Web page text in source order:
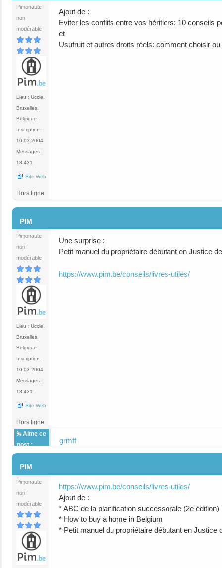
Pimonaute
non
modérable
Lieu : Uccle,
Bruxelles,
Belgique
Inscription :
10-03-2004
Messages :
18 431
Site Web
Ajout de :
Eviter les conflits entre vos héritiers: 10 conseils
et
Usufruit et autres droits réels: comment choisir
Hors ligne
PIM
Pimonaute
non
modérable
Lieu : Uccle,
Bruxelles,
Belgique
Inscription :
10-03-2004
Messages :
18 431
Site Web
Une surprise :
Petit manuel du propriétaire débutant en Justice
https://www.pim.be/conseils/livres-utiles/
Hors ligne
Aime ce
post :
grmff
PIM
Pimonaute
non
modérable
https://www.pim.be/conseils/livres-utiles/
Ajout de :
* ABC de la planification successorale (2e édition)
* How to buy a home in Belgium
* Petit manuel du propriétaire débutant en Justice